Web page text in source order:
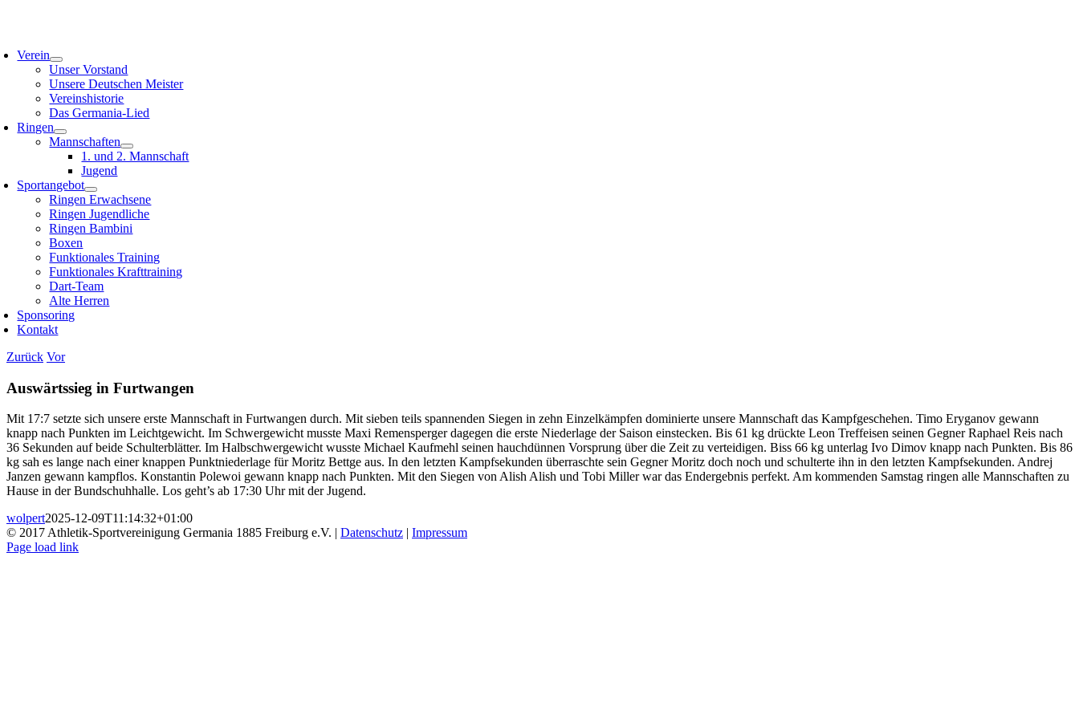
Verein
Unser Vorstand
Unsere Deutschen Meister
Vereinshistorie
Das Germania-Lied
Ringen
Mannschaften
1. und 2. Mannschaft
Jugend
Sportangebot
Ringen Erwachsene
Ringen Jugendliche
Ringen Bambini
Boxen
Funktionales Training
Funktionales Krafttraining
Dart-Team
Alte Herren
Sponsoring
Kontakt
Zurück Vor
Auswärtssieg in Furtwangen
Mit 17:7 setzte sich unsere erste Mannschaft in Furtwangen durch. Mit sieben teils spannenden Siegen in zehn Einzelkämpfen dominierte unsere Mannschaft das Kampfgeschehen. Timo Eryganov gewann
knapp nach Punkten im Leichtgewicht. Im Schwergewicht musste Maxi Remensperger dagegen die erste Niederlage der Saison einstecken. Bis 61 kg drückte Leon Treffeisen seinen Gegner Raphael Reis nach
36 Sekunden auf beide Schulterblätter. Im Halbschwergewicht wusste Michael Kaufmehl seinen hauchdünnen Vorsprung über die Zeit zu verteidigen. Biss 66 kg unterlag Ivo Dimov knapp nach Punkten. Bis 86
kg sah es lange nach einer knappen Punktniederlage für Moritz Bettge aus. In den letzten Kampfsekunden überraschte sein Gegner Moritz doch noch und schulterte ihn in den letzten Kampfsekunden. Andrej
Janzen gewann kampflos. Konstantin Polewoi gewann knapp nach Punkten. Mit den Siegen von Alish Alish und Tobi Miller war das Endergebnis perfekt. Am kommenden Samstag ringen alle Mannschaften zu
Hause in der Bundschuhhalle. Los geht’s ab 17:30 Uhr mit der Jugend.
wolpert2025-12-09T11:14:32+01:00
© 2017 Athletik-Sportvereinigung Germania 1885 Freiburg e.V. | Datenschutz | Impressum
Instagram
Page load link